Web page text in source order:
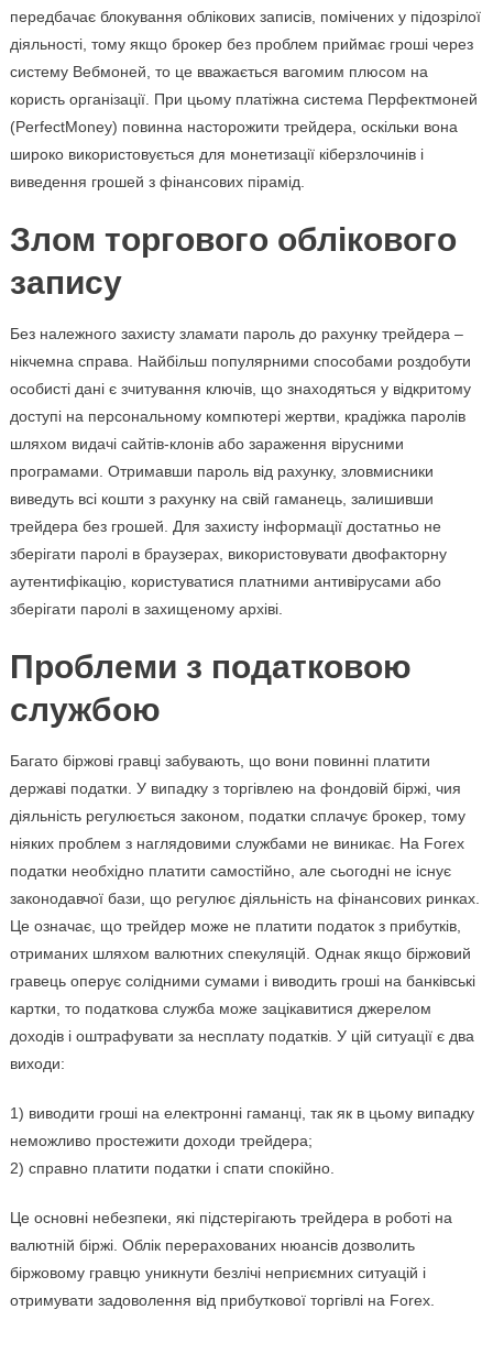
передбачає блокування облікових записів, помічених у підозрілої
діяльності, тому якщо брокер без проблем приймає гроші через
систему Вебмоней, то це вважається вагомим плюсом на
користь організації. При цьому платіжна система Перфектмоней
(PerfectMoney) повинна насторожити трейдера, оскільки вона
широко використовується для монетизації кіберзлочинів і
виведення грошей з фінансових пірамід.
Злом торгового облікового
запису
Без належного захисту зламати пароль до рахунку трейдера –
нікчемна справа. Найбільш популярними способами роздобути
особисті дані є зчитування ключів, що знаходяться у відкритому
доступі на персональному компютері жертви, крадіжка паролів
шляхом видачі сайтів-клонів або зараження вірусними
програмами. Отримавши пароль від рахунку, зловмисники
виведуть всі кошти з рахунку на свій гаманець, залишивши
трейдера без грошей. Для захисту інформації достатньо не
зберігати паролі в браузерах, використовувати двофакторну
аутентифікацію, користуватися платними антивірусами або
зберігати паролі в захищеному архіві.
Проблеми з податковою
службою
Багато біржові гравці забувають, що вони повинні платити
державі податки. У випадку з торгівлею на фондовій біржі, чия
діяльність регулюється законом, податки сплачує брокер, тому
ніяких проблем з наглядовими службами не виникає. На Forex
податки необхідно платити самостійно, але сьогодні не існує
законодавчої бази, що регулює діяльність на фінансових ринках.
Це означає, що трейдер може не платити податок з прибутків,
отриманих шляхом валютних спекуляцій. Однак якщо біржовий
гравець оперує солідними сумами і виводить гроші на банківські
картки, то податкова служба може зацікавитися джерелом
доходів і оштрафувати за несплату податків. У цій ситуації є два
виходи:
1) виводити гроші на електронні гаманці, так як в цьому випадку
неможливо простежити доходи трейдера;
2) справно платити податки і спати спокійно.
Це основні небезпеки, які підстерігають трейдера в роботі на
валютній біржі. Облік перерахованих нюансів дозволить
біржовому гравцю уникнути безлічі неприємних ситуацій і
отримувати задоволення від прибуткової торгівлі на Forex.